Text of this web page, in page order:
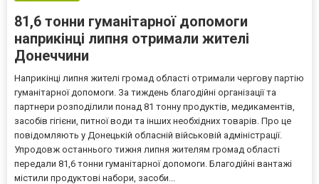
81,6 тонни гуманітарної допомоги
наприкінці липня отримали жителі
Донеччини
Наприкінці липня жителі громад області отримали чергову партію
гуманітарної допомоги. За тиждень благодійні організації та
партнери розподілили понад 81 тонну продуктів, медикаментів,
засобів гігієни, питної води та інших необхідних товарів. Про це
повідомляють у Донецькій обласній військовій адміністрації.
Упродовж останнього тижня липня жителям громад області
передали 81,6 тонни гуманітарної допомоги. Благодійні вантажі
містили продуктові набори, засоби...